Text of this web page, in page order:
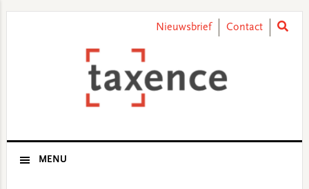
Nieuwsbrief Contact
MENU